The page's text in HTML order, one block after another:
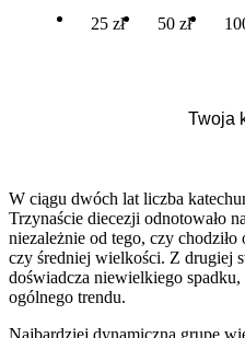
25 zł 50 zł
W ciągu dwóch lat liczba
Trzynaście diecezji odnotowało
niezależnie od tego, czy
czy średniej wielkości. Z drugiej
doświadcza niewielkiego
ogólnego trendu.
Najbardziej dynamiczną grupę